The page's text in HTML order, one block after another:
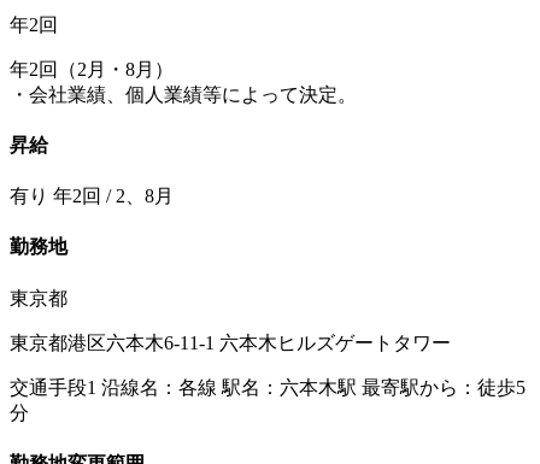
年2回
年2回（2月・8月）
・会社業績、個人業績等によって決定。
昇給
有り 年2回 / 2、8月
勤務地
東京都
東京都港区六本木6-11-1 六本木ヒルズゲートタワー
交通手段1 沿線名：各線 駅名：六本木駅 最寄駅から：徒歩5
分